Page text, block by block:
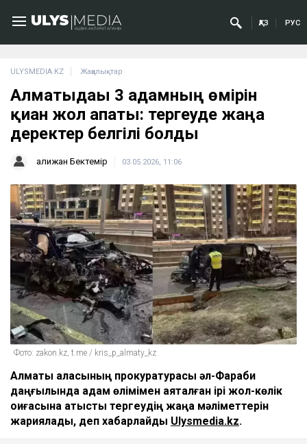
ҚАЗ РУС
ULYSMEDIA.KZ Жаңалықтар
Алматыдағы 3 адамның өмірін
қиған жол апаты: тергеуде жаңа
деректер белгілі болды
Қалижан Бектемір 03.05.2026, 11:06
Фото: zakon.kz, t.me / kris_p_almaty_kz
Алматы қаласының прокуратурасы әл-Фараби
даңғылында адам өлімімен аяқталған ірі жол-көлік
оқиғасына қатысты тергеудің жаңа мәліметтерін
жариялады, деп хабарлайды Ulysmedia.kz.